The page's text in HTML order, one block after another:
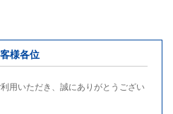
様各位
用いただき、誠にありがとうござい